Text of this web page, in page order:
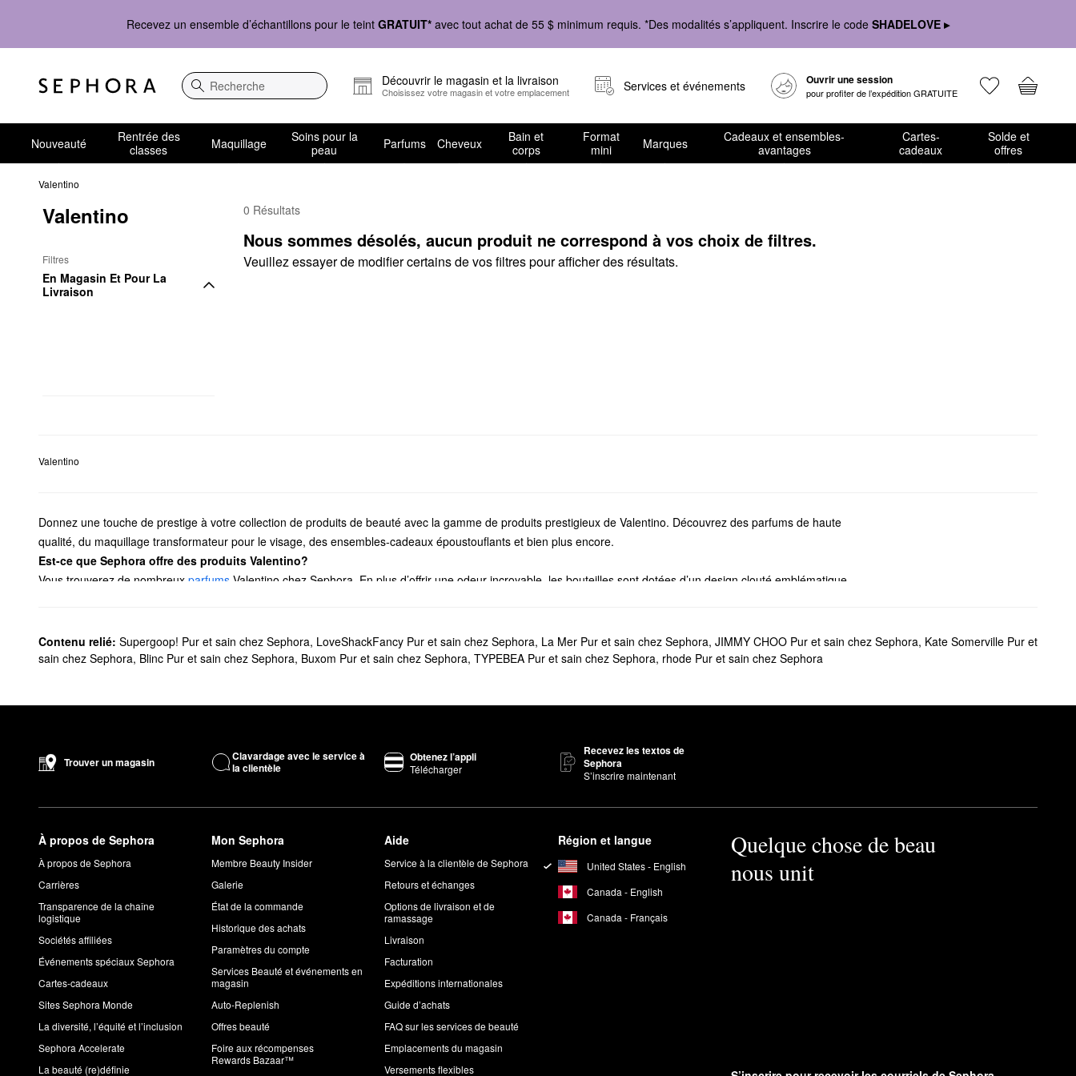
Recevez un ensemble d’échantillons pour le teint GRATUIT* avec tout achat de 55 $ minimum requis. *Des modalités s’appliquent. Inscrire le code SHADELOVE ▸
Recherche
Découvrir le magasin et la livraison
Choisissez votre magasin et votre emplacement Services et événements Ouvrir une session
pour profiter de l’expédition GRATUITE
Nouveauté
Rentrée des
classes
Maquillage
Soins pour la
peau
Parfums Cheveux
Bain et
corps
Format
mini
Marques
Cadeaux et ensembles-
avantages
Cartes-
cadeaux
Solde et
offres
Valentino
Valentino
Filtres
En Magasin Et Pour La
Livraison
Valentino Pur et sain chez Sephora
0 Résultats
Nous sommes désolés, aucun produit ne correspond à vos choix de filtres.
Veuillez essayer de modifier certains de vos filtres pour afficher des résultats.
Valentino
Donnez une touche de prestige à votre collection de produits de beauté avec la gamme de produits prestigieux de Valentino. Découvrez des parfums de haute
qualité, du maquillage transformateur pour le visage, des ensembles-cadeaux époustouflants et bien plus encore.
Est-ce que Sephora offre des produits Valentino?
Vous trouverez de nombreux parfums Valentino chez Sephora. En plus d’offrir une odeur incroyable, les bouteilles sont dotées d’un design clouté emblématique
Assurez-vous de jeter un coup d’œil aux mini parfaitement portatifs de Valentino. Les vaporisateurs de voyage sont parfaits pour les rafraîchissements lors de
déplacements, tandis que les ensembles de parfums sont un cadeau mémorable.
Dotée d’un doux arôme floral,
l’eau de parfum Donna Born in Roma
est un parfum Valentino très apprécié.
L’eau de parfum Born in Roma Coral Fantasyest aussi très convoitée. Ce parfum floral fruité combine des notes d’orange, de jasmin et de rose pour un fini
À quoi ressemble l’odeur de Donna de Valentino?
L’eau de parfum Donna Born in Roma
et de bois riche offre un charme très féminin et moderne.
À quoi ressemble l’odeur de Uomo de Valentino?
Uomo Born in Roma
est un parfum chaud et épicé avec des notes de violette, de vétiver et de gingembre.
Contenu relié: Supergoop! Pur et sain chez Sephora, LoveShackFancy Pur et sain chez Sephora, La Mer Pur et sain chez Sephora, JIMMY CHOO Pur et sain chez Sephora, Kate Somerville Pur et
sain chez Sephora, Blinc Pur et sain chez Sephora, Buxom Pur et sain chez Sephora, TYPEBEA Pur et sain chez Sephora, rhode Pur et sain chez Sephora
Trouver un magasin
Clavardage avec le service à
la clientèle
Obtenez l’appli
Télécharger
Recevez les textos de
Sephora
S’inscrire maintenant
À propos de Sephora
À propos de Sephora
Carrières
Transparence de la chaîne
logistique
Sociétés affiliées
Événements spéciaux Sephora
Cartes-cadeaux
Sites Sephora Monde
La diversité, l’équité et l’inclusion
Sephora Accelerate
La beauté (re)définie
Mon Sephora
Membre Beauty Insider
Galerie
État de la commande
Historique des achats
Paramètres du compte
Services Beauté et événements en
magasin
Auto-Replenish
Offres beauté
Foire aux récompenses
Rewards Bazaar™
Aide
Service à la clientèle de Sephora
Retours et échanges
Options de livraison et de
ramassage
Livraison
Facturation
Expéditions internationales
Guide d’achats
FAQ sur les services de beauté
Emplacements du magasin
Versements flexibles
Région et langue
United States - English
Canada - English
Canada - Français
Quelque chose de beau
nous unit